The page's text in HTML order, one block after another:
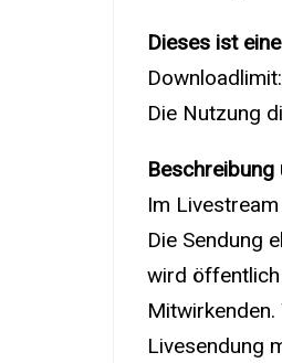
Dieses ist
Die Nutzung
Im
Die Sendung
wird öffentlich
Livesendung